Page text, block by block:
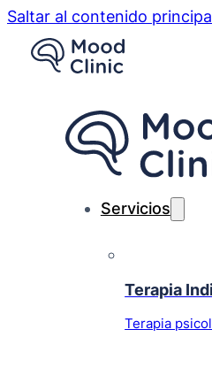
Saltar al contenido
Servicios
Terapia
Terapia